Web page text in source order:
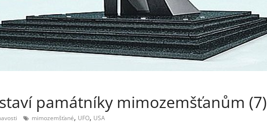
památníky mimozemšťanům (7)
mimozemšťané, UFO, USA